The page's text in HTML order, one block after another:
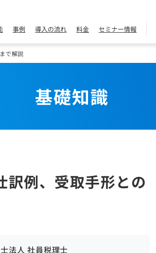
事例 導入の流れ 料金 セミナー情報
で解説
基礎知識
訳例、受取手形との
法人 社員税理士